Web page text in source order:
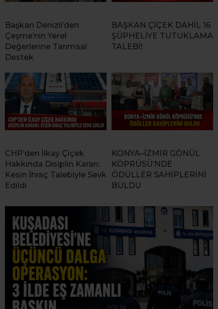
Başkan Denizli’den
Çeşme’nin Yerel
Değerlerine Tarımsal
Destek
BAŞKAN ÇİÇEK DAHİL 16
ŞÜPHELİYE TUTUKLAMA
TALEBİ!
CHP’den İlkay Çiçek
Hakkında Disiplin Kararı:
Kesin İhraç Talebiyle Sevk
Edildi
KONYA–İZMİR GÖNÜL
KÖPRÜSÜ’NDE
ÖDÜLLER SAHİPLERİNİ
BULDU